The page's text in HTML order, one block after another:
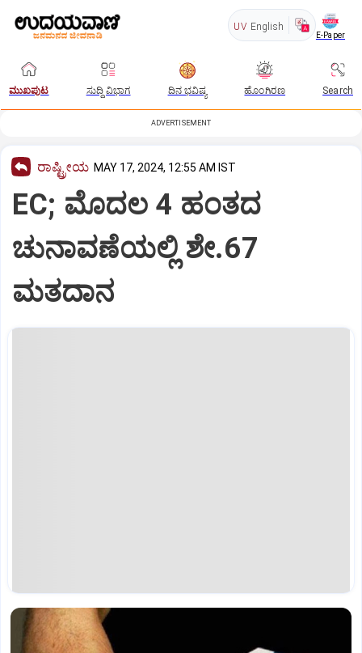
UV English
E-Paper
ಮುಖಪುಟ ಸುದ್ದಿ ವಿಭಾಗ ದಿನ ಭವಿಷ್ಯ ಹೊಂಗಿರಣ Search
ADVERTISEMENT
ರಾಷ್ಟ್ರೀಯ MAY 17, 2024, 12:55 AM IST
EC; ಮೊದಲ 4 ಹಂತದ
ಚುನಾವಣೆಯಲ್ಲಿ ಶೇ.67
ಮತದಾನ